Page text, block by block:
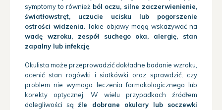
symptomy to również ból oczu, silne zaczerwienienie,
światłowstręt, uczucie ucisku lub pogorszenie
ostrości widzenia . Takie objawy mogą wskazywać na
wadę wzroku, zespół suchego oka, alergię, stan
zapalny lub infekcję
Okulista może przeprowadzić dokładne badanie wzroku,
ocenić stan rogówki i siatkówki oraz sprawdzić, czy
problem nie wymaga leczenia farmakologicznego lub
korekty optycznej. W wielu przypadkach źródłem
dolegliwości sąźle dobrane okulary lub soczewki